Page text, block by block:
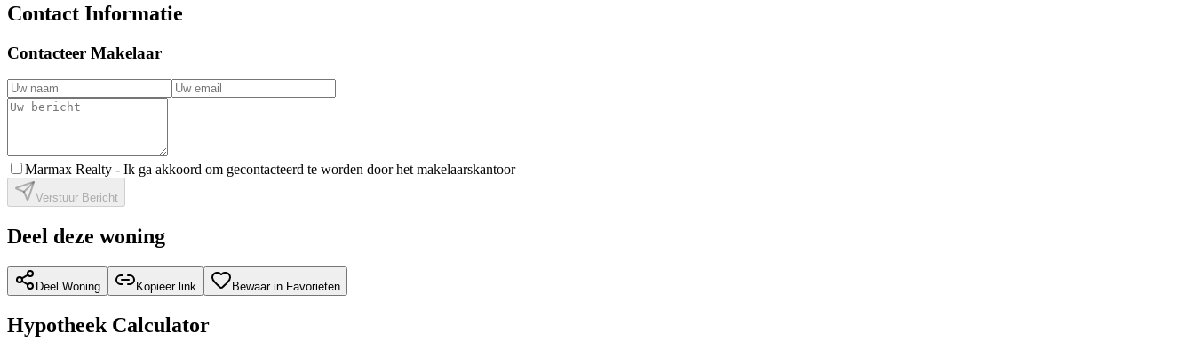
Contact Informatie
Contacteer Makelaar
Marmax Realty - Ik ga akkoord om gecontacteerd te worden door het makelaarskantoor
Verstuur Bericht
Deel deze woning
Deel Woning Kopieer link Bewaar in Favorieten
Hypotheek Calculator